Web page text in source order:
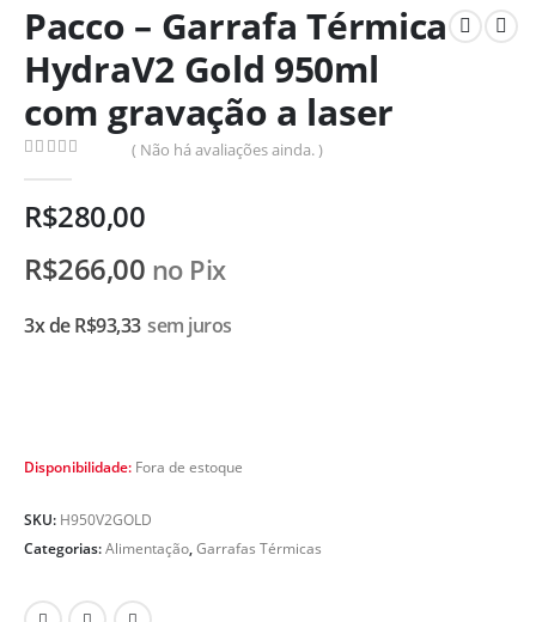
Pacco – Garrafa Térmica
HydraV2 Gold 950ml
com gravação a laser
( Não há avaliações ainda. )
R$280,00
R$266,00 no Pix
3x deR$93,33 sem juros
Disponibilidade: Fora de estoque
SKU: H950V2GOLD
Categorias:Alimentação,Garrafas Térmicas